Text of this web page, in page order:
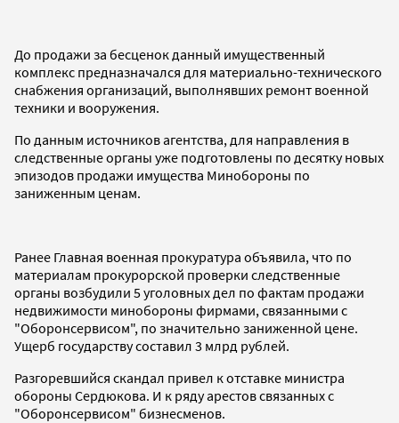
До продажи за бесценок данный имущественный
комплекс предназначался для материально-технического
снабжения организаций, выполнявших ремонт военной
техники и вооружения.
По данным источников агентства, для направления в
следственные органы уже подготовлены по десятку новых
эпизодов продажи имущества Минобороны по
заниженным ценам.
Ранее Главная военная прокуратура объявила, что по
материалам прокурорской проверки следственные
органы возбудили 5 уголовных дел по фактам продажи
недвижимости минобороны фирмами, связанными с
"Оборонсервисом", по значительно заниженной цене.
Ущерб государству составил 3 млрд рублей.
Разгоревшийся скандал привел к отставке министра
обороны Сердюкова. И к ряду арестов связанных с
"Оборонсервисом" бизнесменов.